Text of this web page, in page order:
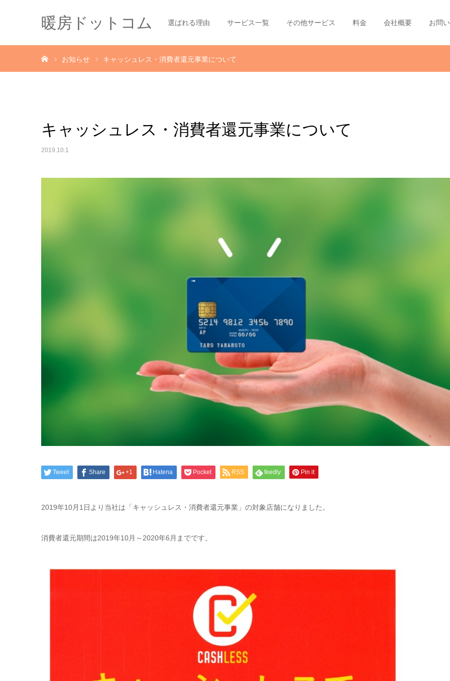
暖房ドットコム 選ばれる理由 サービス一覧 その他サービス 料金 会社概要 お問
お知らせ キャッシュレス・消費者還元事業について
キャッシュレス・消費者還元事業について
2019.10.1
Tweet Share +1 Hatena Pocket RSS feedly Pin it
2019年10月1日より当社は「キャッシュレス・消費者還元事業」の対象店舗になりました。
消費者還元期間は2019年10月～2020年6月までです。